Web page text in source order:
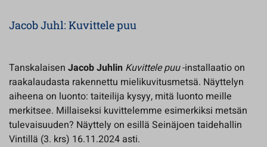
Jacob Juhl: Kuvittele puu
Tanskalaisen Jacob Juhlin Kuvittele puu-installaatio on
raakalaudasta rakennettu mielikuvitusmetsä. Näyttelyn
aiheena on luonto: taiteilija kysyy, mitä luonto meille
merkitsee. Millaiseksi kuvittelemme esimerkiksi metsän
tulevaisuuden? Näyttely on esillä Seinäjoen taidehallin
Vintillä (3. krs) 16.11.2024 asti.